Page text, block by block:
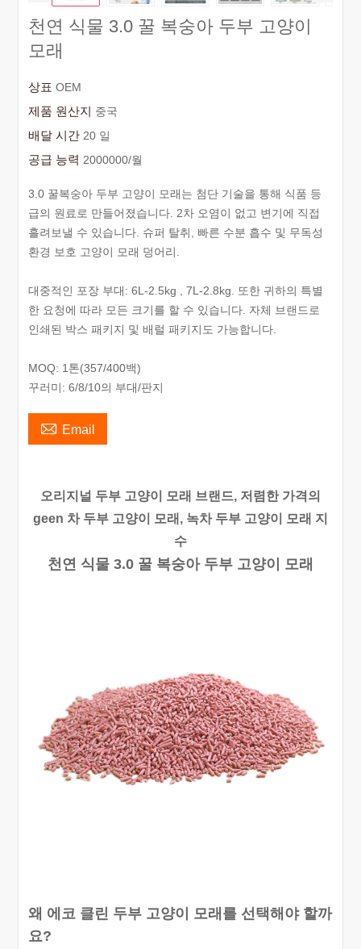
천연 식물 3.0 꿀 복숭아 두부 고양이
모래
상표OEM
제품 원산지 중국
배달 시간 20 일
공급 능력 2000000/월
3.0 꿀복숭아 두부 고양이 모래는 첨단 기술을 통해 식품 등
급의 원료로 만들어졌습니다. 2차 오염이 없고 변기에 직접
흘려보낼 수 있습니다. 슈퍼 탈취, 빠른 수분 흡수 및 무독성
환경 보호 고양이 모래 덩어리.
대중적인 포장 부대: 6L-2.5kg , 7L-2.8kg. 또한 귀하의 특별
한 요청에 따라 모든 크기를 할 수 있습니다. 자체 브랜드로
인쇄된 박스 패키지 및 배럴 패키지도 가능합니다.
MOQ: 1톤(357/400백)
꾸러미: 6/8/10의 부대/판지
 Email
오리지널 두부 고양이 모래 브랜드, 저렴한 가격의
geen 차 두부 고양이 모래, 녹차 두부 고양이 모래 지
수
천연 식물 3.0 꿀 복숭아 두부 고양이 모래
왜 에코 클린 두부 고양이 모래를 선택해야 할까
요?